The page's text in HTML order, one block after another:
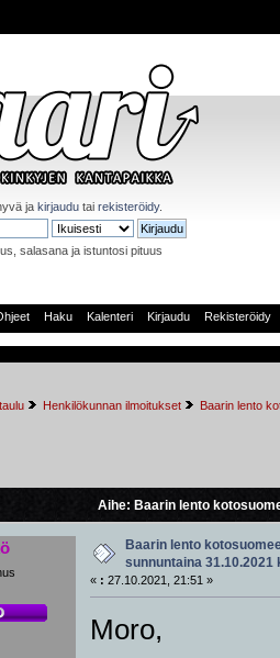
ja kirjaudu tai rekisteröidy.
salasana ja istuntosi pituus
Haku Kalenteri Kirjaudu Rekisteröidy
Henkilökunnan ilmoitukset Baarin lento
Aihe: Baarin lento
Baarin lento
sunnuntaina 31.10.2021
« : 27.10.2021, 21:51 »
Moro,